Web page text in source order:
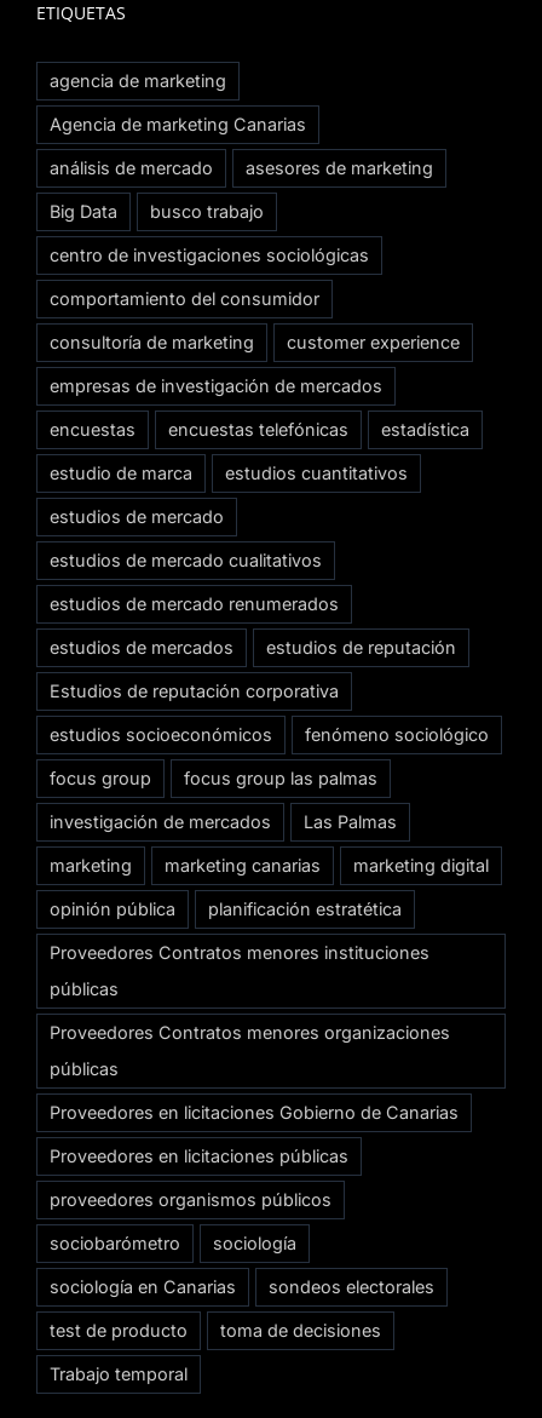
ETIQUETAS
agencia de marketing
Agencia de marketing Canarias
análisis de mercado asesores de marketing
Big Data busco trabajo
centro de investigaciones sociológicas
comportamiento del consumidor
consultoría de marketing customer experience
empresas de investigación de mercados
encuestas encuestas telefónicas estadística
estudio de marca estudios cuantitativos
estudios de mercado
estudios de mercado cualitativos
estudios de mercado renumerados
estudios de mercados estudios de reputación
Estudios de reputación corporativa
estudios socioeconómicos fenómeno sociológico
focus group focus group las palmas
investigación de mercados Las Palmas
marketing marketing canarias marketing digital
opinión pública planificación estratética
Proveedores Contratos menores instituciones
públicas
Proveedores Contratos menores organizaciones
públicas
Proveedores en licitaciones Gobierno de Canarias
Proveedores en licitaciones públicas
proveedores organismos públicos
sociobarómetro sociología
sociología en Canarias sondeos electorales
test de producto toma de decisiones
Trabajo temporal